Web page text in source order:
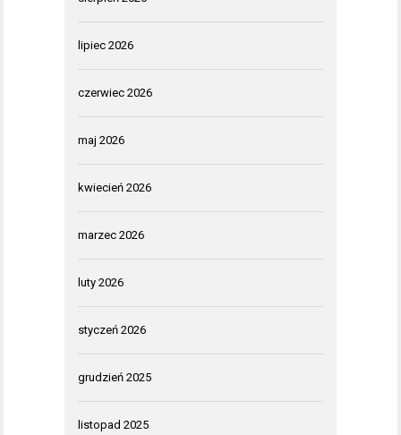
lipiec 2026
czerwiec 2026
maj 2026
kwiecień 2026
marzec 2026
luty 2026
styczeń 2026
grudzień 2025
listopad 2025